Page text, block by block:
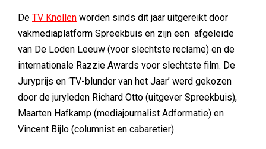
De TV Knollen worden sinds dit jaar uitgereikt door
vakmediaplatform Spreekbuis en zijn een afgeleide
van De Loden Leeuw (voor slechtste reclame) en de
internationale Razzie Awards voor slechtste film. De
Juryprijs en ‘TV-blunder van het Jaar’ werd gekozen
door de juryleden Richard Otto (uitgever Spreekbuis),
Maarten Hafkamp (mediajournalist Adformatie) en
Vincent Bijlo (columnist en cabaretier).